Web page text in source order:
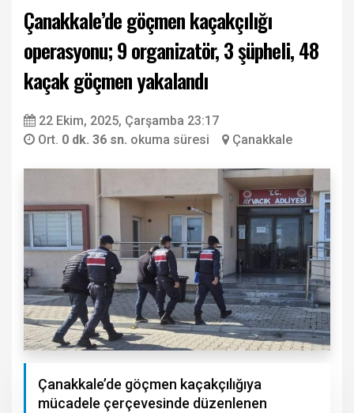
Çanakkale’de göçmen kaçakçılığı
operasyonu; 9 organizatör, 3 şüpheli, 48
kaçak göçmen yakalandı
22 Ekim, 2025, Çarşamba 23:17
Ort. 0 dk. 36 sn. okuma süresi Çanakkale
Çanakkale’de göçmen kaçakçılığıya
mücadele çerçevesinde düzenlenen